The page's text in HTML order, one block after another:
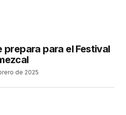
prepara para el Festival
de 2025